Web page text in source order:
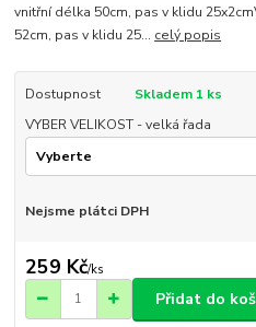
vnitřní délka 50cm, pas v klidu
52cm, pas v klidu 25... celý popis
Dostupnost
Skladem 1 ks
VYBER VELIKOST - velká řada
Nejsme plátci DPH
259 Kč/ks
Přidat do